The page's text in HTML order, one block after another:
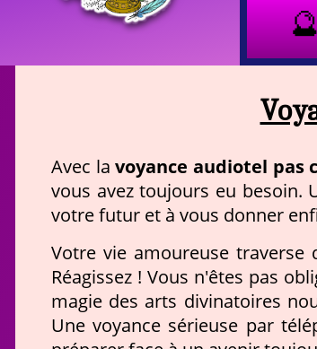
Avec lavoyance audiotel pas
vous avez toujours eu besoin.
votre futur et à vous donner
Votre vie amoureuse
Réagissez ! Vous n'êtes pas
magie des arts divinatoires
Une voyance sérieuse par